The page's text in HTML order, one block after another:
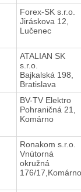
Forex-SK s.r.o.
Jiráskova 12,
Lučenec
ATALIAN SK
s.r.o.
Bajkalská 198,
Bratislava
BV-TV Elektro
Pohraničná 21,
Komárno
Ronakom s.r.o.
Vnútorná
okružná
176/17,Komárno